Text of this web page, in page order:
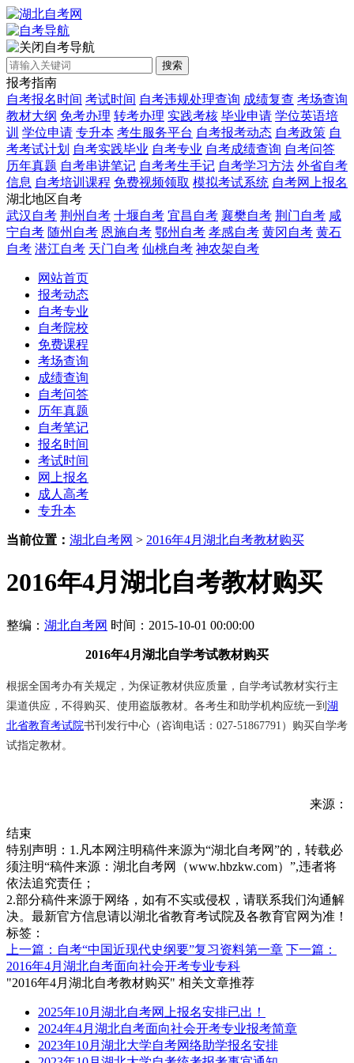
自考导航
搜索
报考指南
自考报名时间 考试时间 自考违规处理查询 成绩复查 考场查询
教材大纲 免考办理 转考办理 实践考核 毕业申请 学位英语培
训 学位申请 专升本 考生服务平台 自考报考动态 自考政策 自
考考试计划 自考实践毕业 自考专业 自考成绩查询 自考问答
历年真题 自考串讲笔记 自考考生手记 自考学习方法 外省自考
信息 自考培训课程 免费视频领取 模拟考试系统 自考网上报名
湖北地区自考
武汉自考 荆州自考 十堰自考 宜昌自考 襄樊自考 荆门自考 咸
宁自考 随州自考 恩施自考 鄂州自考 孝感自考 黄冈自考 黄石
自考 潜江自考 天门自考 仙桃自考 神农架自考
网站首页
报考动态
自考专业
自考院校
免费课程
考场查询
成绩查询
自考问答
历年真题
自考笔记
报名时间
考试时间
网上报名
成人高考
专升本
当前位置： 湖北自考网 > 2016年4月湖北自考教材购买
2016年4月湖北自考教材购买
整编： 湖北自考网 时间：2015-10-01 00:00:00
2016年4月湖北自学考试教材购买
根据全国考办有关规定，为保证教材供应质量，自学考试教材实行主
渠道供应，不得购买、使用盗版教材。各考生和助学机构应统一到 湖
北省教育考试院书刊发行中心（咨询电话：027-51867791）购买自学考
试指定教材。
来源：
结束
特别声明：1.凡本网注明稿件来源为“湖北自考网”的，转载必
须注明“稿件来源：湖北自考网（www.hbzkw.com）”,违者将
依法追究责任；
2.部分稿件来源于网络，如有不实或侵权，请联系我们沟通解
决。最新官方信息请以湖北省教育考试院及各教育官网为准！
标签：
上一篇：自考“中国近现代史纲要”复习资料第一章 下一篇：
2016年4月湖北自考面向社会开考专业专科
"2016年4月湖北自考教材购买" 相关文章推荐
2025年10月湖北自考网上报名安排已出！
2024年4月湖北自考面向社会开考专业报考简章
2023年10月湖北大学自考网络助学报名安排